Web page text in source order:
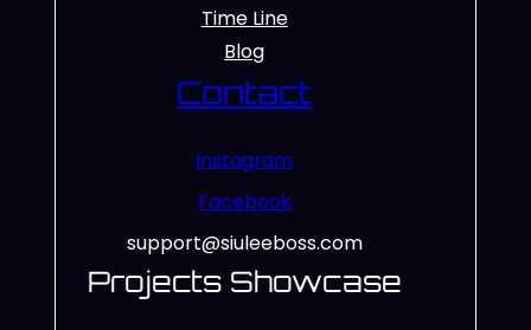
Time Line
Blog
Contact
Instagram
Facebook
support@siuleeboss.com
Projects Showcase